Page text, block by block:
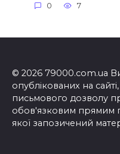
0 7
© 2026 79000.com.ua
опублікованих на
письмового дозволу
обов'язковим прямим
якої запозичений